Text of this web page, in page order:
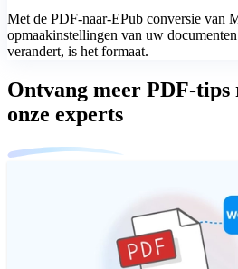
Met de PDF-naar-EPub conversie van
opmaakinstellingen van uw
verandert, is het formaat.
Ontvang meer PDF-tips
onze experts